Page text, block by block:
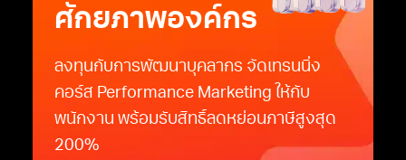
ศักยภาพองค์กร
ลงทุนกับการพัฒนาบุคลากร จัดเทรนนิ่ง
คอร์ส Performance Marketing ให้กับ
พนักงาน พร้อมรับสิทธิ์ลดหย่อนภาษีสูงสุด
200%